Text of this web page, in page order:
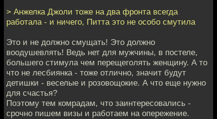
> Анжелка Джоли тоже на два фронта всегда
работала - и ничего, Питта это не особо смутила
Это и не должно смущать! Это должно
воодушевлять! Ведь нет для мужчины, в постеле,
большего стимула чем перещеголять женщину. А то
что не лесбиянка - тоже отлично, значит будут
детишки - веселые и розовощокие. А что еще нужно
для счастья?
Поэтому тем комрадам, что заинтересовались -
срочно пишем визы и работаем на опережение.